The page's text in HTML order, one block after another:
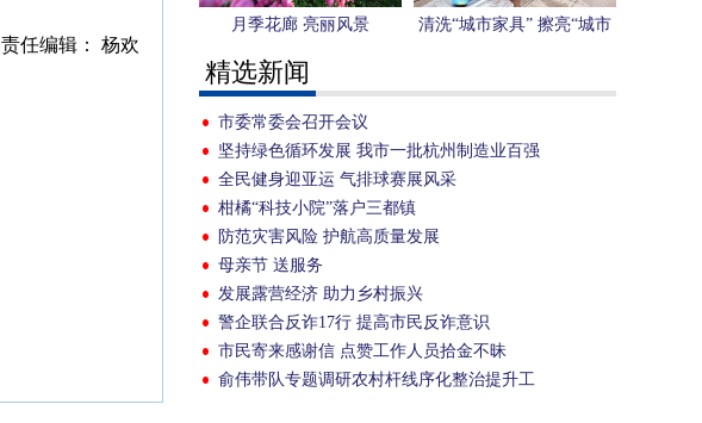
月季花廊 亮丽风景
清洗“城市家具” 擦亮“城市
精选新闻
市委常委会召开会议
坚持绿色循环发展 我市一批杭州制造业百强
企业走稳特色发展之路
全民健身迎亚运 气排球赛展风采
柑橘“科技小院”落户三都镇
防范灾害风险 护航高质量发展
母亲节 送服务
发展露营经济 助力乡村振兴
警企联合反诈17行 提高市民反诈意识
市民寄来感谢信 点赞工作人员拾金不昧
俞伟带队专题调研农村杆线序化整治提升工
责任编辑： 杨欢